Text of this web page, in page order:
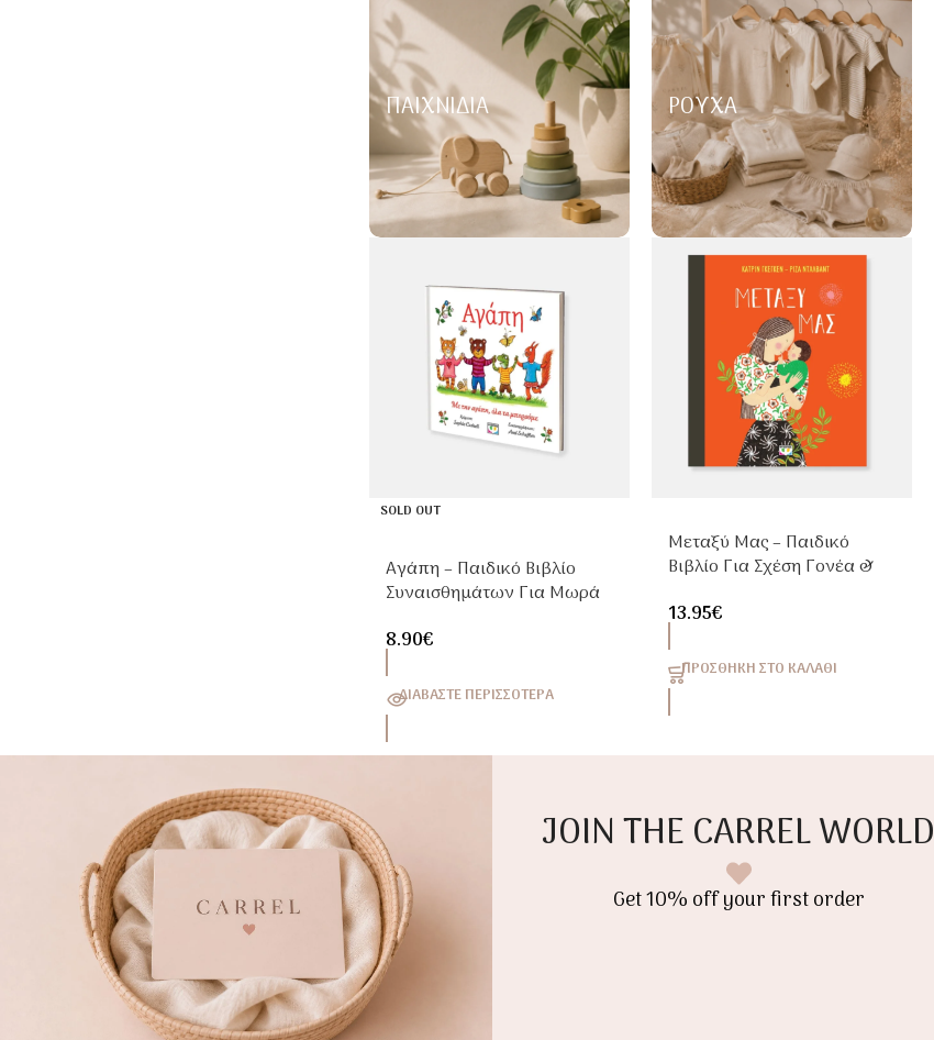
ΠΑΙΧΝΊΔΙΑ ΡΟΎΧΑ
SOLD OUT
Αγάπη – Παιδικό Βιβλίο
Συναισθημάτων Για Μωρά
8.90€
ΔΙΑΒΆΣΤΕ ΠΕΡΙΣΣΌΤΕΡΑ
Μεταξύ Μας – Παιδικό
Βιβλίο Για Σχέση Γονέα &
Ανάπτυξη 4+
13.95€
ΠΡΟΣΘΉΚΗ ΣΤΟ ΚΑΛΆΘΙ
JOIN THE CARREL WORLD
Get 10% off your first order